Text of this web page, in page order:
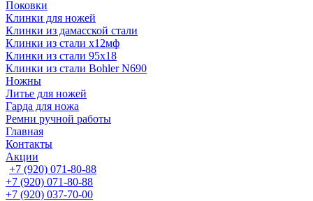
Поковки
Клинки для ножей
Клинки из дамасской стали
Клинки из стали х12мф
Клинки из стали 95х18
Клинки из стали Bohler N690
Ножны
Литье для ножей
Гарда для ножа
Ремни ручной работы
Главная
Контакты
Акции
+7 (920) 071-80-88
+7 (920) 071-80-88
+7 (920) 037-70-00